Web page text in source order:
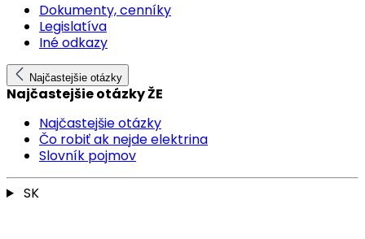
Dokumenty, cenníky
Legislatíva
Iné odkazy
Najčastejšie otázky
Najčastejšie otázky ŽE
Najčastejšie otázky
Čo robiť ak nejde elektrina
Slovník pojmov
SK